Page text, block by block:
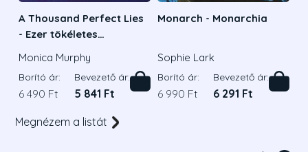
A Thousand Perfect Lies
- Ezer tökéletes
Monica Murphy
Borító ár:
6 490 Ft
Bevezető ár:
5 841 Ft
Monarch - Monarchia
Sophie Lark
Borító ár:
6 990 Ft
Bevezető ár:
6 291 Ft
Megnézem a listát